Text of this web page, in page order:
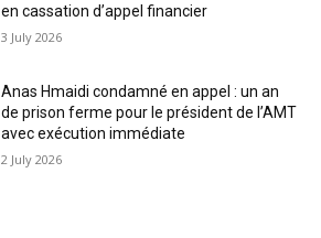
en cassation d’appel financier
3 July 2026
Anas Hmaidi condamné en appel : un an
de prison ferme pour le président de l’AMT
avec exécution immédiate
2 July 2026